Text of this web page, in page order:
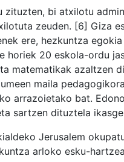
zituzten, bi atxilotu
zeuden. [6] Giza
ere, hezkuntza
horiek 20 eskola-ordu
matematikak azaltzen
maila
arrazoietako bat.
sartzen dituztela
Jerusalem
arloko esku-